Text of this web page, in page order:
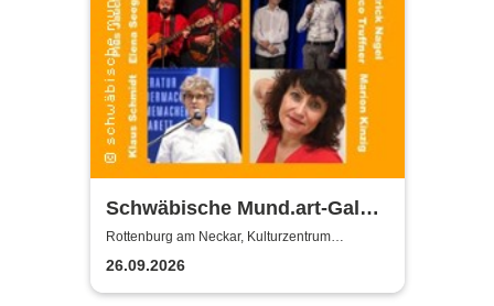
Schwäbische Mund.art-Gala -
Blaupreisträger*innen von
2002 bis 2025
Rottenburg am Neckar, Kulturzentrum
Zehntscheuer
26.09.2026